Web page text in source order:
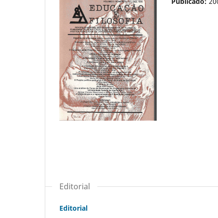
Editorial
Editorial